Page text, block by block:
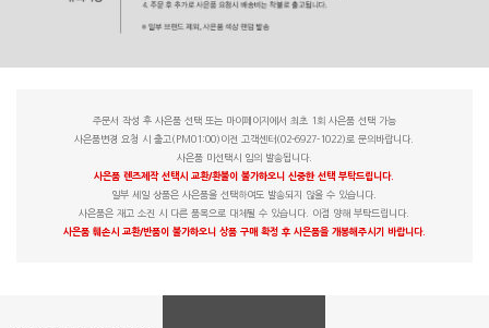
주문서 작성 후 사은품 선택 또는 마이페이지에서 최초 1회 사은품 선택 가능
사은품변경 요청 시 출고(PM01:00)이전 고객센터(02-6927-1022)로 문의바랍니다.
사은품 미선택시 임의 발송됩니다.
사은품 렌즈제작 선택시 교환/환불이 불가하오니 신중한 선택 부탁드립니다.
일부 세일 상품은 사은품을 선택하여도 발송되지 않을 수 있습니다.
사은품은 재고 소진 시 다른 품목으로 대체될 수 있습니다. 이점 양해 부탁드립니다.
사은품 훼손시 교환/반품이 불가하오니 상품 구매 확정 후 사은품을 개봉해주시기 바랍니다.